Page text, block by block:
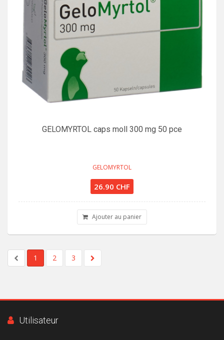
GELOMYRTOL caps moll 300 mg 50 pce
GELOMYRTOL
26.90 CHF
Ajouter au panier
1 2 3
Utilisateur